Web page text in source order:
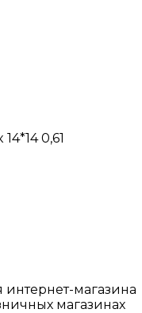
0,61
интернет-магазина
магазинах